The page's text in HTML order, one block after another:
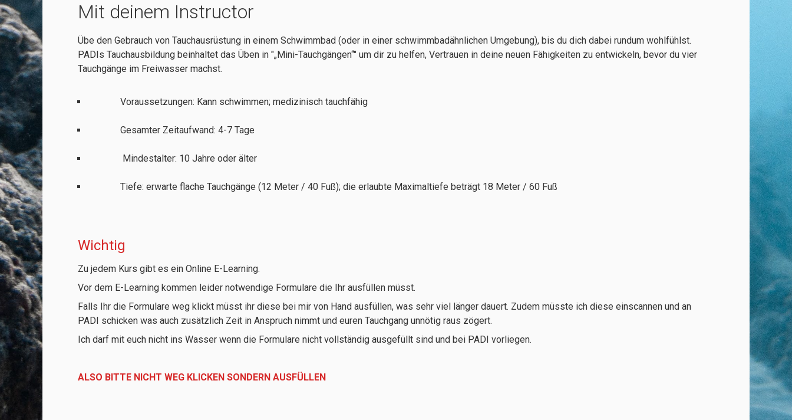
Mit deinem Instructor
Übe den Gebrauch von Tauchausrüstung in einem Schwimmbad (oder in einer schwimmbadähnlichen Umgebung), bis du dich dabei rundum wohlfühlst.
PADIs Tauchausbildung beinhaltet das Üben in "„Mini-Tauchgängen“" um dir zu helfen, Vertrauen in deine neuen Fähigkeiten zu entwickeln, bevor du vier
Tauchgänge im Freiwasser machst.
Voraussetzungen: Kann schwimmen; medizinisch tauchfähig
Gesamter Zeitaufwand: 4-7 Tage
Mindestalter: 10 Jahre oder älter
Tiefe: erwarte flache Tauchgänge (12 Meter / 40 Fuß); die erlaubte Maximaltiefe beträgt 18 Meter / 60 Fuß
Wichtig
Zu jedem Kurs gibt es ein Online E-Learning.
Vor dem E-Learning kommen leider notwendige Formulare die Ihr ausfüllen müsst.
Falls Ihr die Formulare weg klickt müsst ihr diese bei mir von Hand ausfüllen, was sehr viel länger dauert. Zudem müsste ich diese einscannen und an
PADI schicken was auch zusätzlich Zeit in Anspruch nimmt und euren Tauchgang unnötig raus zögert.
Ich darf mit euch nicht ins Wasser wenn die Formulare nicht vollständig ausgefüllt sind und bei PADI vorliegen.
ALSO BITTE NICHT WEG KLICKEN SONDERN AUSFÜLLEN